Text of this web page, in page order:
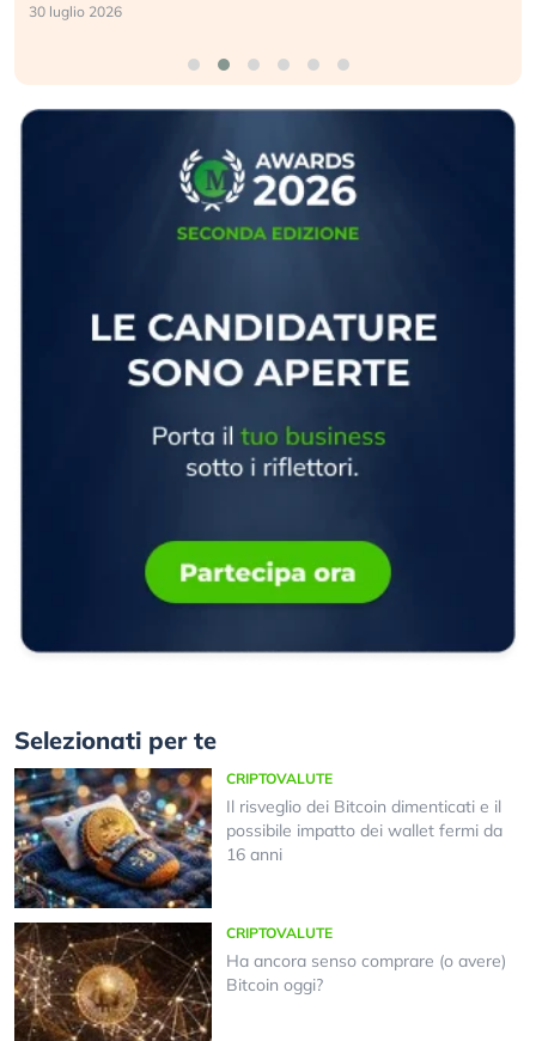
30 luglio 2026
Selezionati per te
CRIPTOVALUTE
Il risveglio dei Bitcoin dimenticati e il
possibile impatto dei wallet fermi da
16 anni
CRIPTOVALUTE
Ha ancora senso comprare (o avere)
Bitcoin oggi?